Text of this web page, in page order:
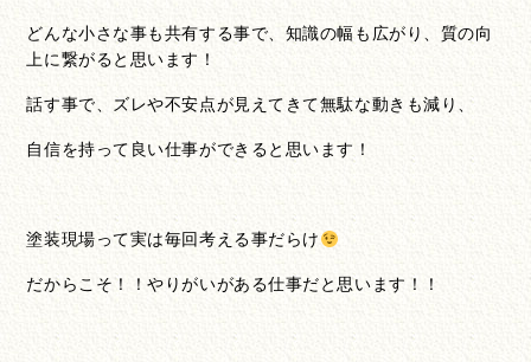
どんな小さな事も共有する事で、知識の幅も広がり、質の向
上に繋がると思います！
話す事で、ズレや不安点が見えてきて無駄な動きも減り、
自信を持って良い仕事ができると思います！
塗装現場って実は毎回考える事だらけ
だからこそ！！やりがいがある仕事だと思います！！